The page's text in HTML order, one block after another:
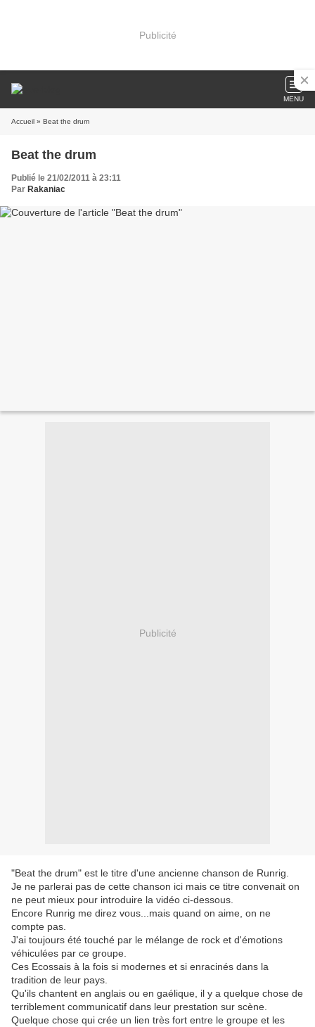
Publicité
MENU
Accueil » Beat the drum
Beat the drum
Publié le 21/02/2011 à 23:11
Par Rakaniac
Publicité
"Beat the drum" est le titre d'une ancienne chanson de Runrig.
Je ne parlerai pas de cette chanson ici mais ce titre convenait on
ne peut mieux pour introduire la vidéo ci-dessous.
Encore Runrig me direz vous...mais quand on aime, on ne
compte pas.
J'ai toujours été touché par le mélange de rock et d'émotions
véhiculées par ce groupe.
Ces Ecossais à la fois si modernes et si enracinés dans la
tradition de leur pays.
Qu'ils chantent en anglais ou en gaélique, il y a quelque chose de
terriblement communicatif dans leur prestation sur scène.
Quelque chose qui crée un lien très fort entre le groupe et les